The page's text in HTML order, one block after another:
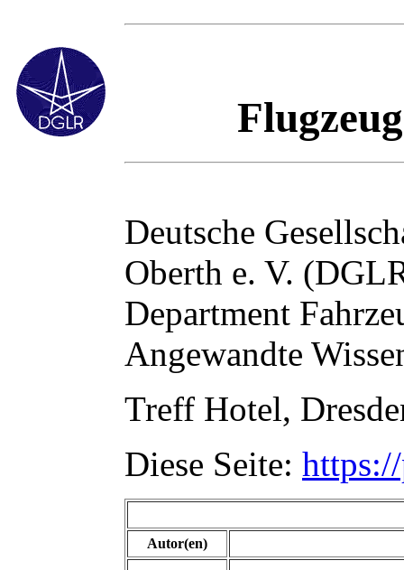
Deutsche
Oberth e. V.
Department
Angewandte
Treff Hotel,
Diese Seite:
Autor(en)